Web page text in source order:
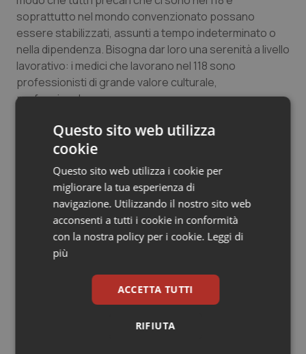
Salute orale & impianti
Sangue & coagulazione
Tiroide
Tumore al seno
Tumore ovarico
Tumori del Polmone & Testa Collo
Tumori gastrointestinali
Ulcera & Reflusso
soprattutto nel mondo convenzionato possano
essere stabilizzati, assunti a tempo indeterminato o
nella dipendenza. Bisogna dar loro una serenità a livello
lavorativo: i medici che lavorano nel 118 sono
professionisti di grande valore culturale,
professionale e umano e non possono essere
25 Marzo 2022
© Riproduzione riservata
Potrebbe interessarti in
Lavoro e Professioni
Questo sito web utilizza
cookie
Questo sito web utilizza i cookie per
migliorare la tua esperienza di
navigazione. Utilizzando il nostro sito web
acconsenti a tutti i cookie in conformità
con la nostra policy per i cookie. Leggi di
più
ACCETTA TUTTI
RIFIUTA